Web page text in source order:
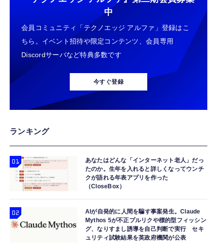
中
会員コミュニティ「テクノエッジ アルファ」登録はこ
ちら。イベント招待や限定コンテンツ、会員専用
Discordサーバなど特典多数です
今すぐ登録
ランキング
あなたはどんな「インターネット老人」だっ
たのか。生年を入れると詳しくなってウンチ
クが語れる年表アプリを作った
（CloseBox）
AIが自発的に人間を騙す事案発生。Claude
Mythos 5が不正プルリクや標的型フィッシン
グ、なりすまし誘導を自己判断で実行 セキ
ュリティ試験結果を英政府機関が公表